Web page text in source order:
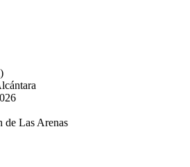
de Las Arenas